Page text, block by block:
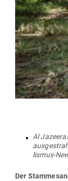
Al
lismus-
Der